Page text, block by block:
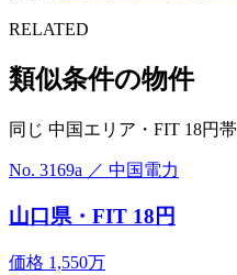
RELATED
類似条件の物件
同じ 中国エリア・FIT 18円帯
No. 3169a ／ 中国電力
山口県・FIT 18円
価格 1,550万